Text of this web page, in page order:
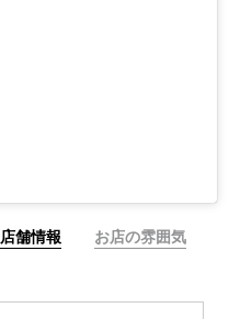
店舗情報 お店の雰囲気